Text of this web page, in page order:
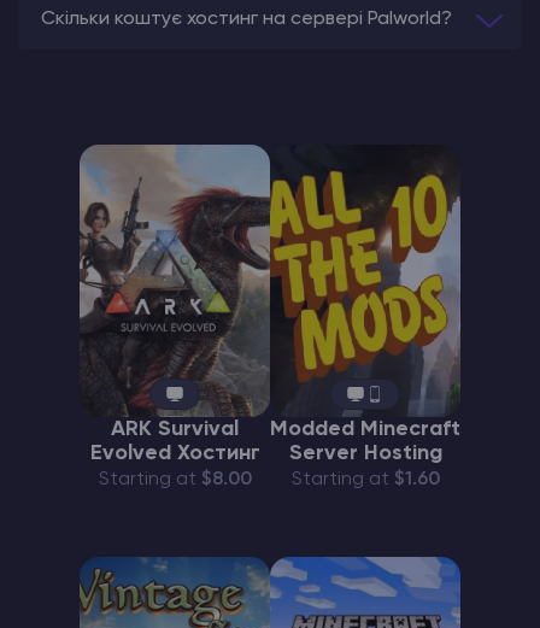
Скільки коштує хостинг на сервері Palworld?
ARK Survival
Evolved Хостинг
Starting at $8.00
Modded Minecraft
Server Hosting
Starting at $1.60